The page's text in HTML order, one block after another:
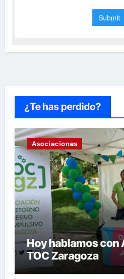
¿Te has perdido?
Asociaciones
Hoy hablamos con
TOC Zaragoza